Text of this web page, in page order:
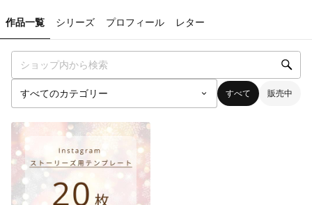
作品一覧 シリーズ プロフィール レター
すべて 販売中